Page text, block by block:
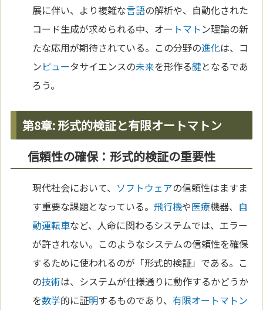
展に伴い、より複雑な言語の解析や、自動化された
コード生成が求められる中、オー トマト ン理論の新
たな応用が期待されている。この分野の進化は、コ
ンピュータサイエンスの未来を形作る鍵となるであ
ろう。
第8章: 形式的検証と有限オートマトン
信頼性の確保：形式的検証の重要性
現代社会において、 ソフトウェアの信頼性はますま
す重要な課題となっている。飛行機や医療機器、 自
動運転車など、人命に関わるシステムでは、エラー
が許されない。このようなシステムの信頼性を確保
するために使われるのが「形式的検証」である。こ
の技術は、システムが仕様通りに動作するかどうか
を数学的に証明するものであり、 有限オートマトン